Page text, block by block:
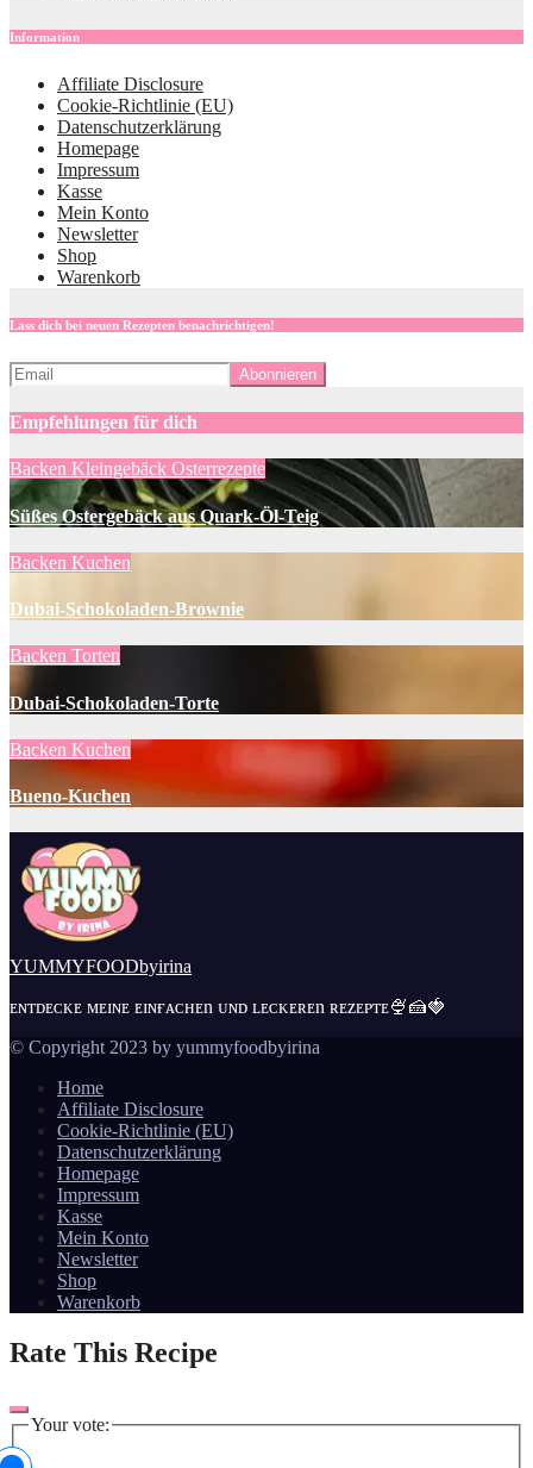
Information
Affiliate Disclosure
Cookie-Richtlinie (EU)
Datenschutzerklärung
Homepage
Impressum
Kasse
Mein Konto
Newsletter
Shop
Warenkorb
Lass dich bei neuen Rezepten benachrichtigen!
Empfehlungen für dich
Backen Kleingebäck Osterrezepte
Süßes Ostergebäck aus Quark-Öl-Teig
Backen Kuchen
Dubai-Schokoladen-Brownie
Backen Torten
Dubai-Schokoladen-Torte
Backen Kuchen
Bueno-Kuchen
YUMMYFOODbyirina
ᴇɴᴛᴅᴇᴄᴋᴇ ᴍᴇɪɴᴇ ᴇɪɴғᴀᴄʜᴇn ᴜɴᴅ ʟᴇᴄᴋᴇʀᴇn ʀᴇᴢᴇᴘᴛᴇ🍨🍰🍓
© Copyright 2023 by yummyfoodbyirina
Home
Affiliate Disclosure
Cookie-Richtlinie (EU)
Datenschutzerklärung
Homepage
Impressum
Kasse
Mein Konto
Newsletter
Shop
Warenkorb
Rate This Recipe
Your vote: